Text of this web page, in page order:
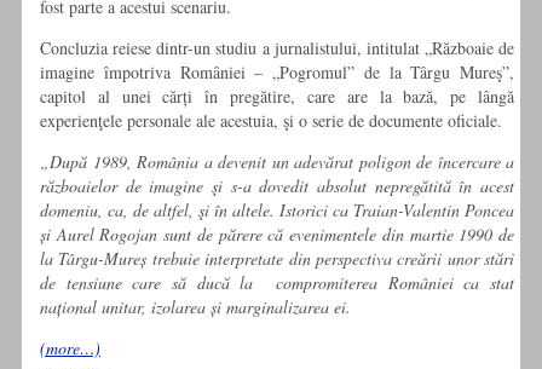
fost parte a acestui scenariu.
Concluzia reiese dintr-un studiu a jurnalistului, intitulat „Războaie de
imagine împotriva României – „Pogromul” de la Târgu Mureş”,
capitol al unei cărți în pregătire, care are la bază, pe lângă
experienţele personale ale acestuia, şi o serie de documente oficiale.
„După 1989, România a devenit un adevărat poligon de încercare a
războaielor de imagine şi s-a dovedit absolut nepregătită în acest
domeniu, ca, de altfel, şi în altele. Istorici ca Traian-Valentin Poncea
și Aurel Rogojan sunt de părere că evenimentele din martie 1990 de
la Târgu-Mureș trebuie interpretate din perspectiva creării unor stări
de tensiune care să ducă la compromiterea României ca stat
național unitar, izolarea și marginalizarea ei.
(more…)